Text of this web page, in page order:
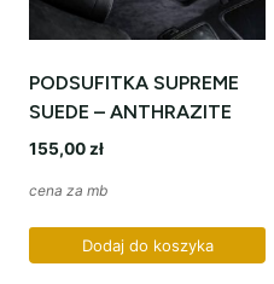
PODSUFITKA SUPREME
SUEDE – ANTHRAZITE
155,00 zł
cena za mb
Dodaj do koszyka